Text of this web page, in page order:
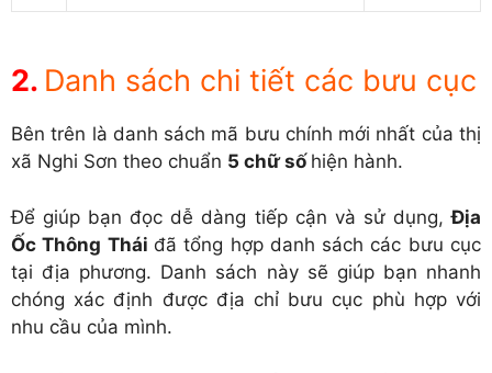
Danh sách chi tiết các bưu cục
Bên trên là danh sách mã bưu chính mới nhất của thị
xã Nghi Sơn theo chuẩn 5 chữ số hiện hành.
Để giúp bạn đọc dễ dàng tiếp cận và sử dụng,Địa
Ốc Thông Thái đã tổng hợp danh sách các bưu cục
tại địa phương. Danh sách này sẽ giúp bạn nhanh
chóng xác định được địa chỉ bưu cục phù hợp với
nhu cầu của mình.